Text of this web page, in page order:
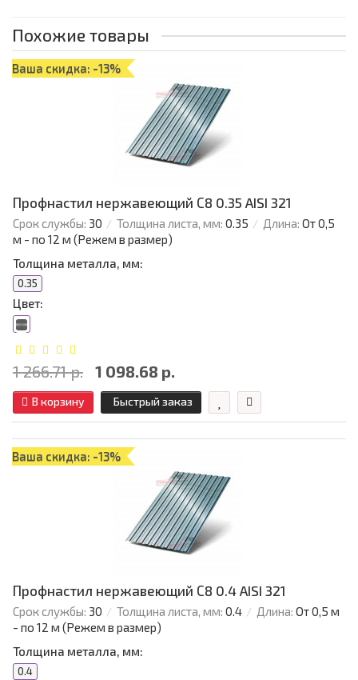
Похожие товары
Ваша скидка: -13%
Профнастил нержавеющий С8 0.35 AISI 321
Срок службы: 30 Толщина листа, мм: 0.35 Длина: От 0,5
м - по 12 м (Режем в размер)
Толщина металла, мм:
0.35
Цвет:
1 266.71 р. 1 098.68 р.
В корзину Быстрый заказ
Ваша скидка: -13%
Профнастил нержавеющий С8 0.4 AISI 321
Срок службы: 30 Толщина листа, мм: 0.4 Длина: От 0,5 м
- по 12 м (Режем в размер)
Толщина металла, мм:
0.4